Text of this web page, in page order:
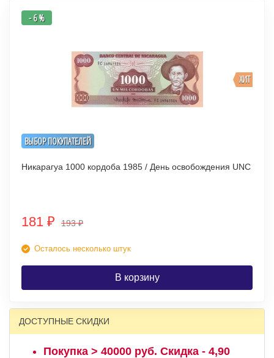
ВЫБОР ПОКУПАТЕЛЕЙ
ХИТ
- 6 %
Никарагуа 1000 кордоба 1985 / День освобождения UNC
181 ₽ 193₽
Осталось несколько штук
В корзину
ДОСТУПНЫЕ СКИДКИ
Покупка > 40000 руб. Скидка - 4,90